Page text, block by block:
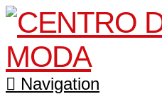
Navigation